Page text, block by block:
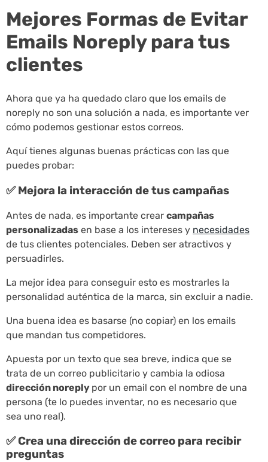
Mejores Formas de Evitar
Emails Noreply para tus
clientes
Ahora que ya ha quedado claro que los emails de
noreply no son una solución a nada, es importante ver
cómo podemos gestionar estos correos.
Aquí tienes algunas buenas prácticas con las que
puedes probar:
✅ Mejora la interacción de tus campañas
Antes de nada, es importante crear campañas
personalizadas en base a los intereses y necesidades
de tus clientes potenciales. Deben ser atractivos y
persuadirles.
La mejor idea para conseguir esto es mostrarles la
personalidad auténtica de la marca, sin excluir a nadie.
Una buena idea es basarse (no copiar) en los emails
que mandan tus competidores.
Apuesta por un texto que sea breve, indica que se
trata de un correo publicitario y cambia la odiosa
dirección noreply por un email con el nombre de una
persona (te lo puedes inventar, no es necesario que
sea uno real).
✅ Crea una dirección de correo para recibir
preguntas